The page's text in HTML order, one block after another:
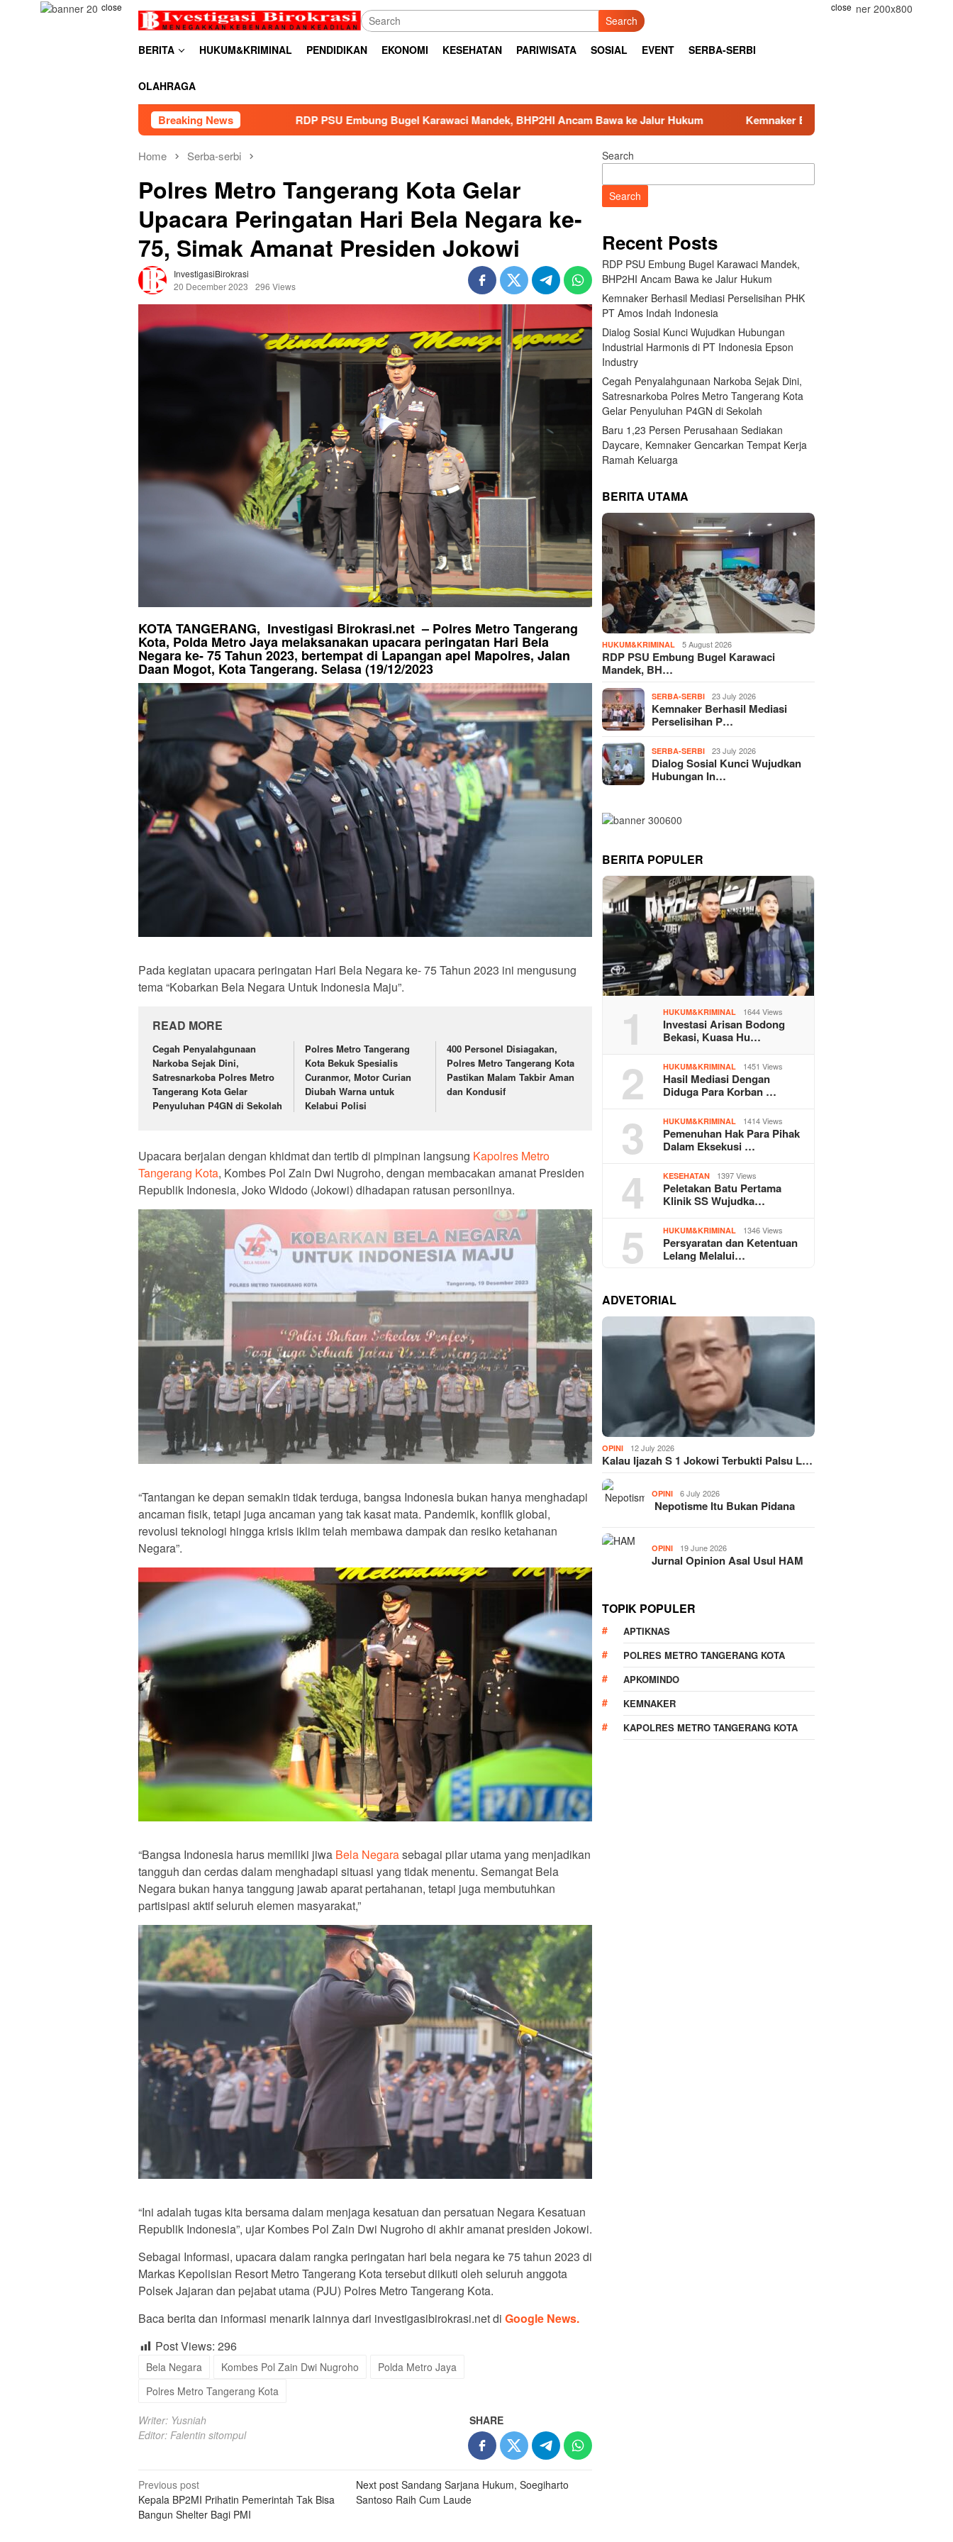
close close
Search
BERITA HUKUM&KRIMINAL PENDIDIKAN EKONOMI KESEHATAN PARIWISATA SOSIAL EVENT SERBA-SERBI
OLAHRAGA
Breaking News
RDP PSU Embung Bugel Karawaci Mandek, BHP2HI Ancam Bawa ke Jalur Hukum Kemnaker Berhasil Mediasi Perselisihan PHK PT Amos Indah
Home Serba-serbi
Polres Metro Tangerang Kota Gelar
Upacara Peringatan Hari Bela Negara ke-
75, Simak Amanat Presiden Jokowi
InvestigasiBirokrasi
20 December 2023
296 Views
KOTA TANGERANG, Investigasi Birokrasi.net – Polres Metro Tangerang
Kota, Polda Metro Jaya melaksanakan upacara peringatan Hari Bela
Negara ke- 75 Tahun 2023, bertempat di Lapangan apel Mapolres, Jalan
Daan Mogot, Kota Tangerang. Selasa (19/12/2023
Pada kegiatan upacara peringatan Hari Bela Negara ke- 75 Tahun 2023 ini mengusung
tema “Kobarkan Bela Negara Untuk Indonesia Maju”.
READ MORE
Cegah Penyalahgunaan
Narkoba Sejak Dini,
Satresnarkoba Polres Metro
Tangerang Kota Gelar
Penyuluhan P4GN di Sekolah
Polres Metro Tangerang
Kota Bekuk Spesialis
Curanmor, Motor Curian
Diubah Warna untuk
Kelabui Polisi
400 Personel Disiagakan,
Polres Metro Tangerang Kota
Pastikan Malam Takbir Aman
dan Kondusif
Upacara berjalan dengan khidmat dan tertib di pimpinan langsung Kapolres Metro
Tangerang Kota, Kombes Pol Zain Dwi Nugroho, dengan membacakan amanat Presiden
Republik Indonesia, Joko Widodo (Jokowi) dihadapan ratusan personilnya.
“Tantangan ke depan semakin tidak terduga, bangsa Indonesia bukan hanya menghadapi
ancaman fisik, tetapi juga ancaman yang tak kasat mata. Pandemik, konflik global,
revolusi teknologi hingga krisis iklim telah membawa dampak dan resiko ketahanan
Negara”.
“Bangsa Indonesia harus memiliki jiwa Bela Negarasebagai pilar utama yang menjadikan
tangguh dan cerdas dalam menghadapi situasi yang tidak menentu. Semangat Bela
Negara bukan hanya tanggung jawab aparat pertahanan, tetapi juga membutuhkan
partisipasi aktif seluruh elemen masyarakat,”
“Ini adalah tugas kita bersama dalam menjaga kesatuan dan persatuan Negara Kesatuan
Republik Indonesia”, ujar Kombes Pol Zain Dwi Nugroho di akhir amanat presiden Jokowi.
Sebagai Informasi, upacara dalam rangka peringatan hari bela negara ke 75 tahun 2023 di
Markas Kepolisian Resort Metro Tangerang Kota tersebut diikuti oleh seluruh anggota
Polsek Jajaran dan pejabat utama (PJU) Polres Metro Tangerang Kota.
Baca berita dan informasi menarik lainnya dari investigasibirokrasi.net di Google News.
Post Views: 296
Bela Negara Kombes Pol Zain Dwi Nugroho
Polda Metro Jaya
Polres Metro Tangerang Kota
Writer: Yusniah
Editor: Falentin sitompul
SHARE
Post
navigation
Previous post
Kepala BP2MI Prihatin Pemerintah Tak Bisa
Bangun Shelter Bagi PMI
Next post Sandang Sarjana Hukum, Soegiharto
Santoso Raih Cum Laude
Search
Search
Recent Posts
RDP PSU Embung Bugel Karawaci Mandek,
BHP2HI Ancam Bawa ke Jalur Hukum
Kemnaker Berhasil Mediasi Perselisihan PHK
PT Amos Indah Indonesia
Dialog Sosial Kunci Wujudkan Hubungan
Industrial Harmonis di PT Indonesia Epson
Industry
Cegah Penyalahgunaan Narkoba Sejak Dini,
Satresnarkoba Polres Metro Tangerang Kota
Gelar Penyuluhan P4GN di Sekolah
Baru 1,23 Persen Perusahaan Sediakan
Daycare, Kemnaker Gencarkan Tempat Kerja
Ramah Keluarga
BERITA UTAMA
HUKUM&KRIMINAL 5 August 2026
RDP PSU Embung Bugel Karawaci
Mandek, BH…
SERBA-SERBI 23 July 2026
Kemnaker Berhasil Mediasi
Perselisihan P…
SERBA-SERBI 23 July 2026
Dialog Sosial Kunci Wujudkan
Hubungan In…
BERITA POPULER
1 HUKUM&KRIMINAL 1644 Views
Investasi Arisan Bodong
Bekasi, Kuasa Hu…
2 HUKUM&KRIMINAL 1451 Views
Hasil Mediasi Dengan
Diduga Para Korban …
3 HUKUM&KRIMINAL 1414 Views
Pemenuhan Hak Para Pihak
Dalam Eksekusi …
4 KESEHATAN 1397 Views
Peletakan Batu Pertama
Klinik SS Wujudka…
5 HUKUM&KRIMINAL 1346 Views
Persyaratan dan Ketentuan
Lelang Melalui…
ADVETORIAL
OPINI 12 July 2026
Kalau Ijazah S 1 Jokowi Terbukti Palsu L…
OPINI 6 July 2026
Nepotisme Itu Bukan Pidana
OPINI 19 June 2026
Jurnal Opinion Asal Usul HAM
TOPIK POPULER
APTIKNAS
POLRES METRO TANGERANG KOTA
APKOMINDO
KEMNAKER
KAPOLRES METRO TANGERANG KOTA